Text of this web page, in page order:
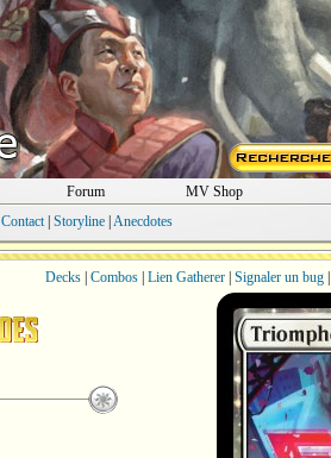
Forum MV Shop
Contact| Storyline| Anecdotes
Decks| Combos| Lien Gatherer| Signaler un bug|